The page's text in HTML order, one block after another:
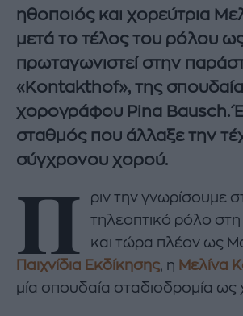
ηθοποιός και χορεύτρια
μετά το τέλος του ρόλου
πρωταγωνιστεί στην
«Kontakthof», της
χορογράφου Pina Bausch.
σταθμός που άλλαξε την
σύγχρονου χορού.
Π
ριν την γνωρίσουμε
τηλεοπτικό ρόλο στη
και τώρα πλέον ως
Παιχνίδια Εκδίκησης, η Μελίνα
μία σπουδαία σταδιοδρομία ως